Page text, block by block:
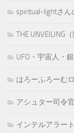
spiritual-lightさん
THE UNVEILING（
UFO・宇宙人・
はろーふろーむ
アシュター司令
インテルアラート